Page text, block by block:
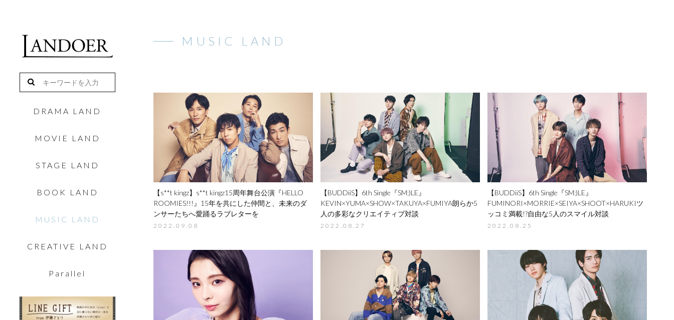
DRAMA LAND
MOVIE LAND
STAGE LAND
BOOK LAND
MUSIC LAND
CREATIVE LAND
Parallel
MUSIC LAND
2022.09.08
【s**t kingz】 s**t kingz15周年舞台公演『HELLO
ROOMIES!!!』 15年を共にした仲間と、未来のダ
ンサーたちへ愛踊るラブレターを
2022.08.27
【BUDDiiS】 6th Single『SM:)LE』
KEVIN×YUMA×SHOW×TAKUYA×FUMIYA朗らか5
人の多彩なクリエイティブ対談
2022.08.25
【BUDDiiS】 6th Single『SM:)LE』
FUMINORI×MORRIE×SEIYA×SHOOT×HARUKIツ
ッコミ満載!?自由な5人のスマイル対談